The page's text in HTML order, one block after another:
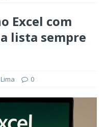
Excel com
lista sempre
0